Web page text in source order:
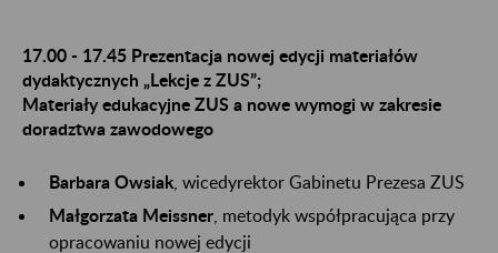
17.00 - 17.45 Prezentacja nowej edycji materiałów
dydaktycznych „Lekcje z ZUS”;
Materiały edukacyjne ZUS a nowe wymogi w zakresie
doradztwa zawodowego
Barbara Owsiak , wicedyrektor Gabinetu Prezesa ZUS
Małgorzata Meissner , metodyk współpracująca przy
opracowaniu nowej edycji